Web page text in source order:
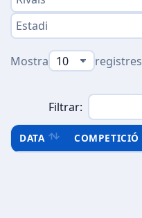
Mostra registres
Filtrar:
DATA COMPETICIÓ